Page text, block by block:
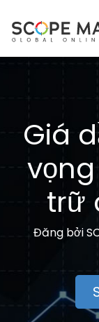
content
Giá
trữ
Đăng bởi